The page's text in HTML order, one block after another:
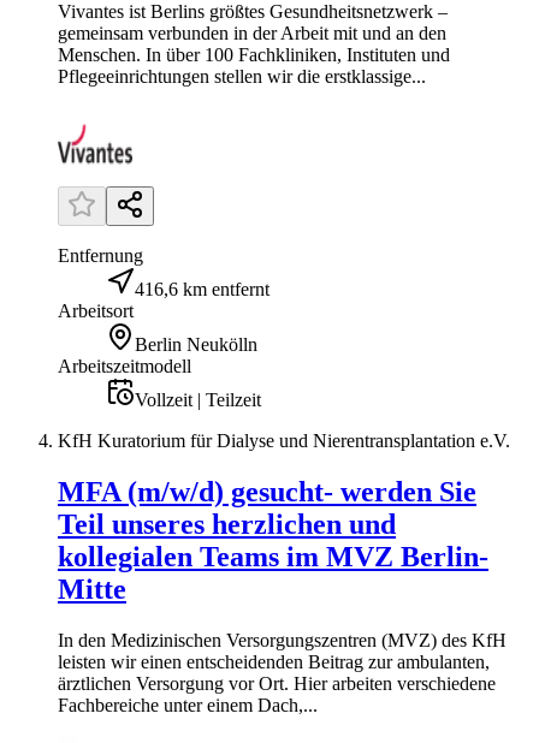
Vivantes ist Berlins größtes Gesundheitsnetzwerk –
gemeinsam verbunden in der Arbeit mit und an den
Menschen. In über 100 Fachkliniken, Instituten und
Pflegeeinrichtungen stellen wir die erstklassige...
Entfernung
416,6 km entfernt
Arbeitsort
Berlin Neukölln
Arbeitszeitmodell
Vollzeit | Teilzeit
KfH Kuratorium für Dialyse und Nierentransplantation e.V.
MFA (m/w/d) gesucht- werden Sie
Teil unseres herzlichen und
kollegialen Teams im MVZ Berlin-
Mitte
In den Medizinischen Versorgungszentren (MVZ) des KfH
leisten wir einen entscheidenden Beitrag zur ambulanten,
ärztlichen Versorgung vor Ort. Hier arbeiten verschiedene
Fachbereiche unter einem Dach,...